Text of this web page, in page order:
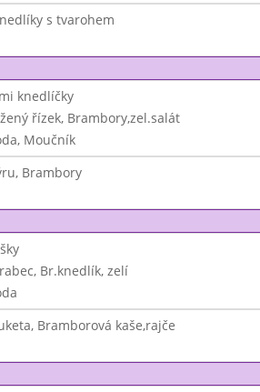
s tvarohem
knedlíčky
řízek, Brambory,zel.salát
Moučník
Brambory
Br.knedlík, zelí
Bramborová kaše,rajče